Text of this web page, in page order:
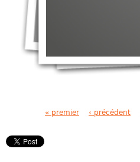
« premier ‹ précédent